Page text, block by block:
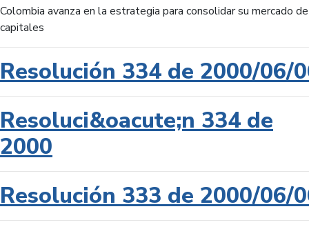
Colombia avanza en la estrategia para consolidar su mercado de
capitales
Resolución 334 de 2000/06/
Resoluci&oacute;n 334 de
2000
Resolución 333 de 2000/06/